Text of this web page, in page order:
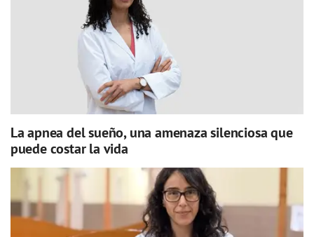
La apnea del sueño, una amenaza silenciosa que
puede costar la vida